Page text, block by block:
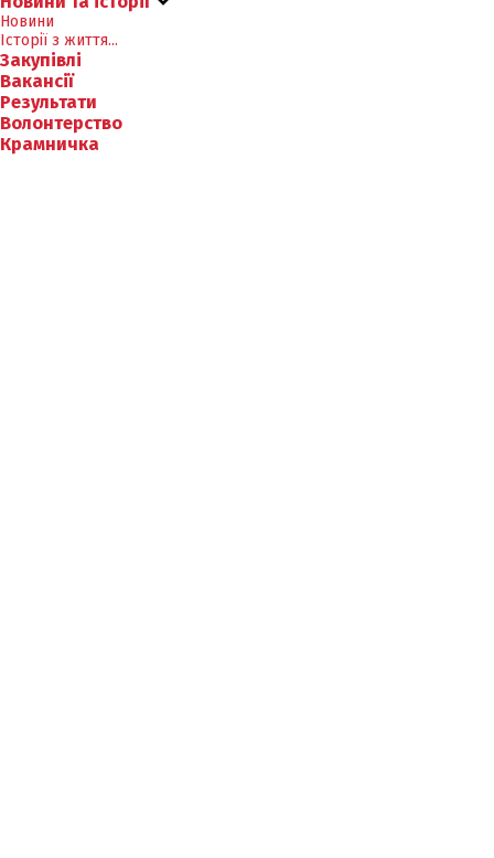
Новини
Історії з життя...
Закупівлі
Вакансії
Результати
Волонтерство
Крамничка